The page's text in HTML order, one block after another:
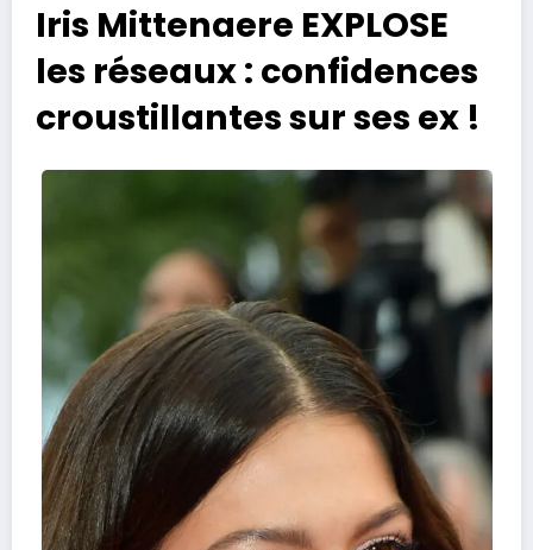
Iris Mittenaere EXPLOSE
les réseaux : confidences
croustillantes sur ses ex !